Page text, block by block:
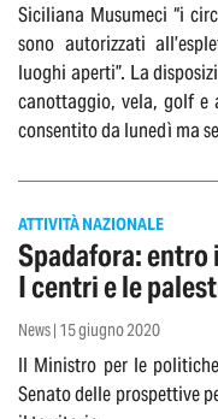
Siciliana Musumeci “i circoli, le società e le associazioni sportive
sono autorizzati
luoghi aperti”. La
canottaggio, vela, golf e
consentito da lunedì ma
ATTIVITÀ NAZIONALE
Spadafora:
I centri e le
News | 15 giugno 2020
Il Ministro per le
Senato delle prospettive